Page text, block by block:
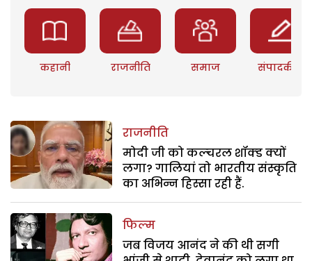
कहानी राजनीति समाज संपादकीय
राजनीति
मोदी जी को कल्चरल शॉक्ड क्यों
लगा? गालियां तो भारतीय संस्कृति
का अभिन्न हिस्सा रही हैं.
फिल्म
जब विजय आनंद ने की थी सगी